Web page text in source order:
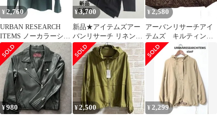
¥ 2,760
URBAN RESEARCH
ITEMS ノーカラーシャ
ツジャケット M 兼用
¥3,700
新品★アイテムズアー
バンリサーチ リネンレ
ーヨンジャケット ブラ
ック黒25SS
¥ 2,580
アーバンリサーチアイ
テムズ キルティング
ライトダウンジャケッ
ト ブラウン
¥980 ¥2,500 ¥ 2,299